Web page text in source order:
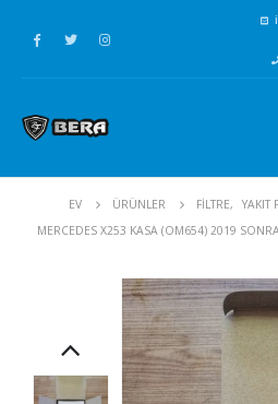
EV ÜRÜNLER FİLTRE, YAKIT
MERCEDES X253 KASA (OM654) 2019